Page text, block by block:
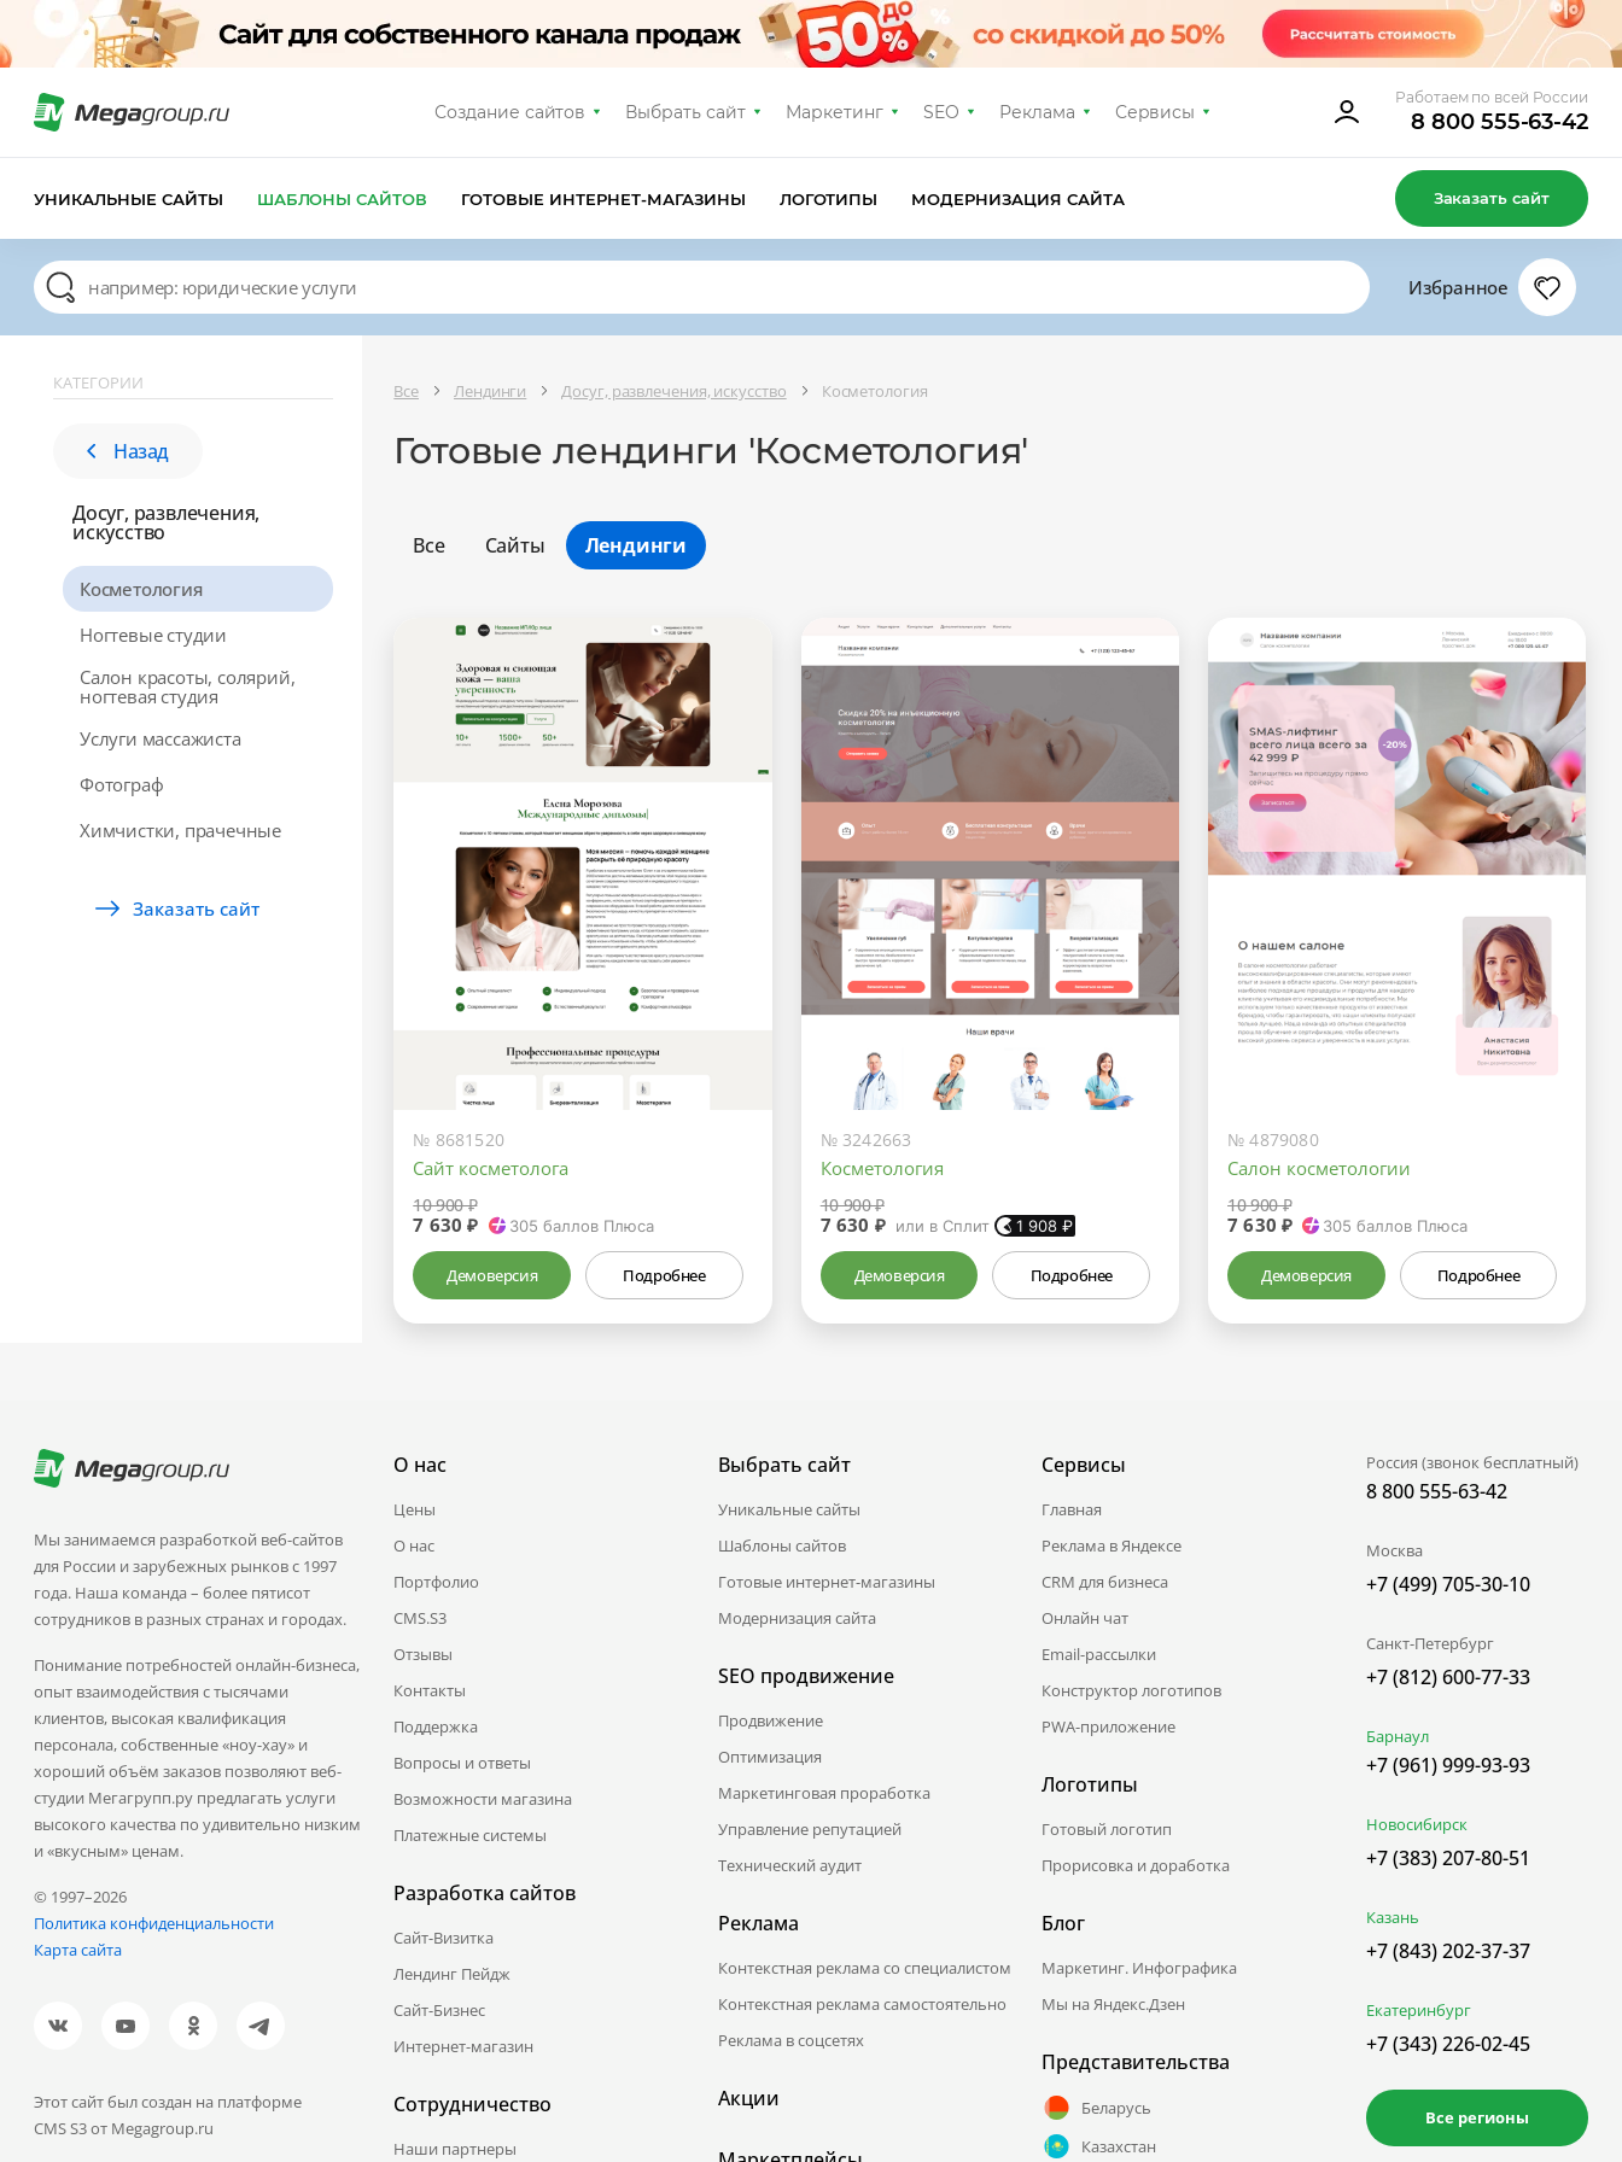
Создание сайтов Выбрать сайт Маркетинг SEO Реклама Сервисы
Работаем по всей России
8 800 555-63-42
УНИКАЛЬНЫЕ САЙТЫ ШАБЛОНЫ САЙТОВ ГОТОВЫЕ ИНТЕРНЕТ-МАГАЗИНЫ ЛОГОТИПЫ МОДЕРНИЗАЦИЯ САЙТА Заказать сайт
Избранное
КАТЕГОРИИ
Назад
Досуг, развлечения,
искусство
Косметология
Ногтевые студии
Салон красоты, солярий,
ногтевая студия
Услуги массажиста
Фотограф
Химчистки, прачечные
Заказать сайт
Все Лендинги Досуг, развлечения, искусство Косметология
Готовые лендинги 'Косметология'
Все Сайты Лендинги
№ 8681520
Сайт косметолога
10 900 ₽
7 630 ₽ 305 баллов Плюса
Демоверсия Подробнее
№ 3242663
Косметология
10 900 ₽
7 630 ₽ или в Сплит 1 908 ₽
Демоверсия Подробнее
№ 4879080
Салон косметологии
10 900 ₽
7 630 ₽ 305 баллов Плюса
Демоверсия Подробнее
Мы занимаемся разработкой веб-сайтов
для России и зарубежных рынков с 1997
года. Наша команда – более пятисот
сотрудников в разных странах и городах.
Понимание потребностей онлайн-бизнеса,
опыт взаимодействия с тысячами
клиентов, высокая квалификация
персонала, собственные «ноу-хау» и
хороший объём заказов позволяют веб-
студии Мегагрупп.ру предлагать услуги
высокого качества по удивительно низким
и «вкусным» ценам.
© 1997–2026
Политика конфиденциальности
Карта сайта
Этот сайт был создан на платформе
CMS S3 от Megagroup.ru
О нас
Цены
О нас
Портфолио
CMS.S3
Отзывы
Контакты
Поддержка
Вопросы и ответы
Возможности магазина
Платежные системы
Разработка сайтов
Сайт-Визитка
Лендинг Пейдж
Сайт-Бизнес
Интернет-магазин
Сотрудничество
Наши партнеры
Выбрать сайт
Уникальные сайты
Шаблоны сайтов
Готовые интернет-магазины
Модернизация сайта
SEO продвижение
Продвижение
Оптимизация
Маркетинговая проработка
Управление репутацией
Технический аудит
Реклама
Контекстная реклама со специалистом
Контекстная реклама самостоятельно
Реклама в соцсетях
Акции
Сервисы
Главная
Реклама в Яндексе
CRM для бизнеса
Онлайн чат
Email-рассылки
Конструктор логотипов
PWA-приложение
Логотипы
Готовый логотип
Прорисовка и доработка
Блог
Маркетинг. Инфографика
Мы на Яндекс.Дзен
Представительства
Беларусь
Казахстан
Россия (звонок бесплатный)
8 800 555-63-42
Москва
+7 (499) 705-30-10
Санкт-Петербург
+7 (812) 600-77-33
Барнаул
+7 (961) 999-93-93
Новосибирск
+7 (383) 207-80-51
Казань
+7 (843) 202-37-37
Екатеринбург
+7 (343) 226-02-45
Все регионы